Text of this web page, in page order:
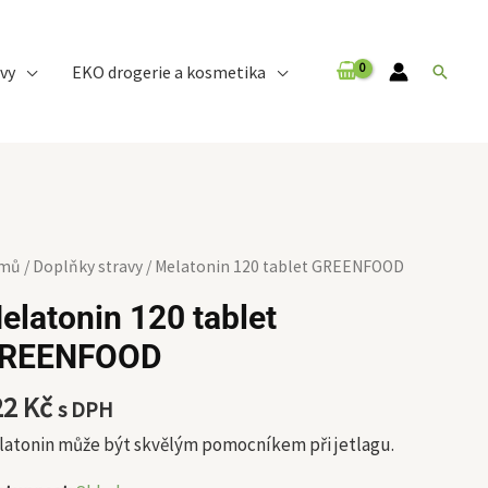
EKO drogerie a kosmetika Hledat
/ Doplňky stravy/ Melatonin 120 tablet GREENFOOD
120 tablet
Kčs DPH
může být skvělým pomocníkem při jetlagu.